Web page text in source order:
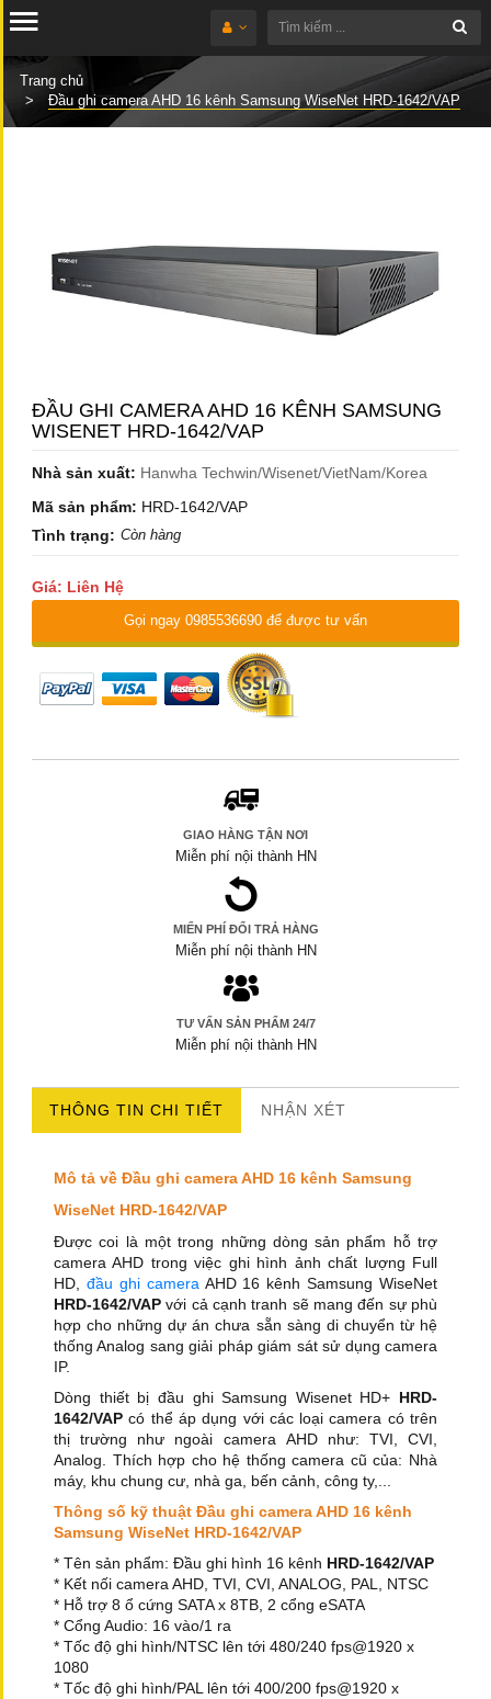
Trang chủ
Đầu ghi camera AHD 16 kênh Samsung WiseNet HRD-1642/VAP
ĐẦU GHI CAMERA AHD 16 KÊNH SAMSUNG
WISENET HRD-1642/VAP
Nhà sản xuất: Hanwha Techwin/Wisenet/VietNam/Korea
Mã sản phẩm: HRD-1642/VAP
Tình trạng: Còn hàng
Giá: Liên Hệ
Gọi ngay 0985536690 để được tư vấn
GIAO HÀNG TẬN NƠI
Miễn phí nội thành HN
MIẾN PHÍ ĐỔI TRẢ HÀNG
Miễn phí nội thành HN
TƯ VẤN SẢN PHẨM 24/7
Miễn phí nội thành HN
THÔNG TIN CHI TIẾT NHẬN XÉT
Mô tả về Đầu ghi camera AHD 16 kênh Samsung
WiseNet HRD-1642/VAP
Được coi là một trong những dòng sản phẩm hỗ trợ
camera AHD trong việc ghi hình ảnh chất lượng Full
HD, đầu ghi camera AHD 16 kênh Samsung WiseNet
HRD-1642/VAPvới cả cạnh tranh sẽ mang đến sự phù
hợp cho những dự án chưa sẵn sàng di chuyển từ hệ
thống Analog sang giải pháp giám sát sử dụng camera
IP.
Dòng thiết bị đầu ghi Samsung Wisenet HD+ HRD-
1642/VAP có thể áp dụng với các loại camera có trên
thị trường như ngoài camera AHD như: TVI, CVI,
Analog. Thích hợp cho hệ thống camera cũ của: Nhà
máy, khu chung cư, nhà ga, bến cảnh, công ty,...
Thông số kỹ thuật Đầu ghi camera AHD 16 kênh
Samsung WiseNet HRD-1642/VAP
* Tên sản phẩm: Đầu ghi hình 16 kênh HRD-1642/VAP
* Kết nối camera AHD, TVI, CVI, ANALOG, PAL, NTSC
* Hỗ trợ 8 ổ cứng SATA x 8TB, 2 cổng eSATA
* Cổng Audio: 16 vào/1 ra
* Tốc độ ghi hình/NTSC lên tới 480/240 fps@1920 x
1080
* Tốc độ ghi hình/PAL lên tới 400/200 fps@1920 x